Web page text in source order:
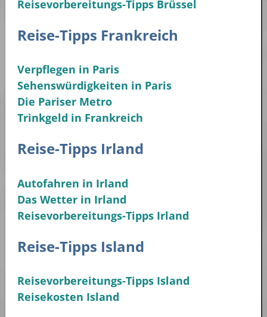
Reisevorbereitungs-Tipps Brüssel
Reise-Tipps Frankreich
Verpflegen in Paris
Sehenswürdigkeiten in Paris
Die Pariser Metro
Trinkgeld in Frankreich
Reise-Tipps Irland
Autofahren in Irland
Das Wetter in Irland
Reisevorbereitungs-Tipps Irland
Reise-Tipps Island
Reisevorbereitungs-Tipps Island
Reisekosten Island